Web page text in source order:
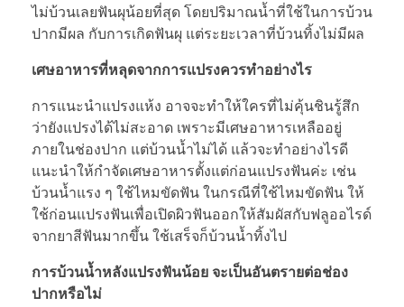
ไม่บ้วนเลยฟันผุน้อยที่สุด โดยปริมาณน้ำที่ใช้ในการบ้วน
ปากมีผล กับการเกิดฟันผุ แต่ระยะเวลาที่บ้วนทิ้งไม่มีผล
เศษอาหารที่หลุดจากการแปรงควรทำอย่างไร
การแนะนำแปรงแห้ง อาจจะทำให้ใครที่ไม่คุ้นชินรู้สึก
ว่ายังแปรงได้ไม่สะอาด เพราะมีเศษอาหารเหลืออยู่
ภายในช่องปาก แต่บ้วนน้ำไม่ได้ แล้วจะทำอย่างไรดี
แนะนำให้กำจัดเศษอาหารตั้งแต่ก่อนแปรงฟันค่ะ เช่น
บ้วนน้ำแรง ๆ ใช้ไหมขัดฟัน ในกรณีที่ใช้ไหมขัดฟัน ให้
ใช้ก่อนแปรงฟันเพื่อเปิดผิวฟันออกให้สัมผัสกับฟลูออไรด์
จากยาสีฟันมากขึ้น ใช้เสร็จก็บ้วนน้ำทิ้งไป
การบ้วนน้ำหลังแปรงฟันน้อย จะเป็นอันตรายต่อช่อง
ปากหรือไม่